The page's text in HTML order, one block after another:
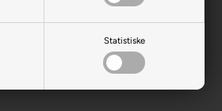
Statistiske